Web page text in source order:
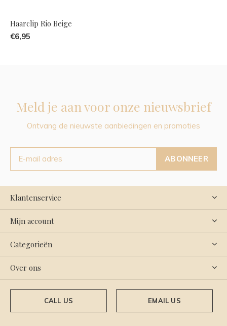
Haarclip Rio Beige
€6,95
Meld je aan voor onze nieuwsbrief
Ontvang de nieuwste aanbiedingen en promoties
ABONNEER
Klantenservice
Mijn account
Categorieën
Over ons
CALL US EMAIL US